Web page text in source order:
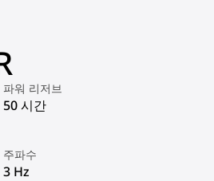
파워 리저브
50 시간
주파수
3 Hz